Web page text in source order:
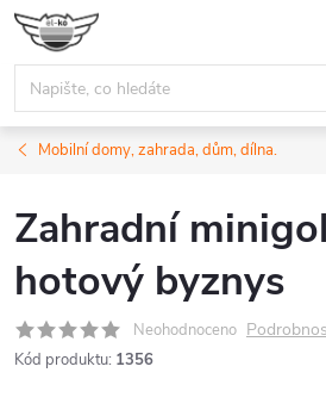
Přejít
obsah
Mobilní domy, zahrada, dům, dílna.
Zahradní
hotový byznys
Neohodnoceno
Kód produktu: 1356